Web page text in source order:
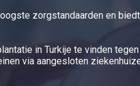
zorgstandaarden en
in Turkije te vinden
via aangesloten